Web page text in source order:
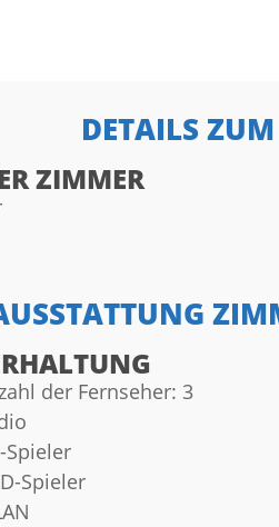
DETAILS
ZIMMER
der Fernseher: 3
Spieler
Spieler